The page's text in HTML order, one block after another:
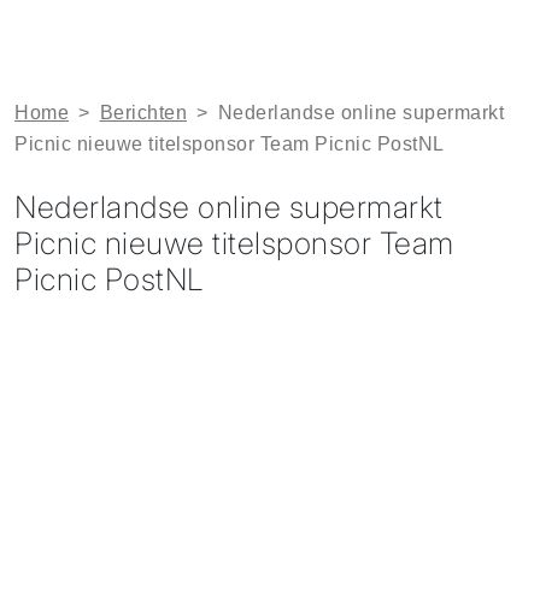
Home > Berichten >
Nederlandse online supermarkt
Picnic nieuwe titelsponsor Team Picnic PostNL
Nederlandse online supermarkt
Picnic nieuwe titelsponsor Team
Picnic PostNL